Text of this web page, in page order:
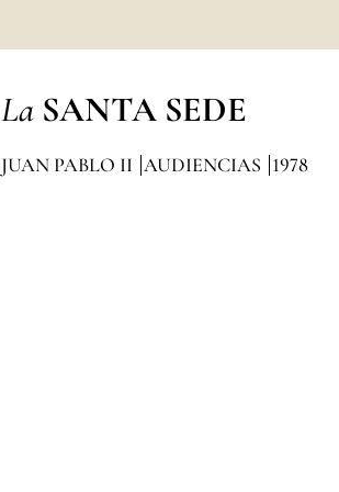
La SANTA SEDE
JUAN PABLO II AUDIENCIAS 1978